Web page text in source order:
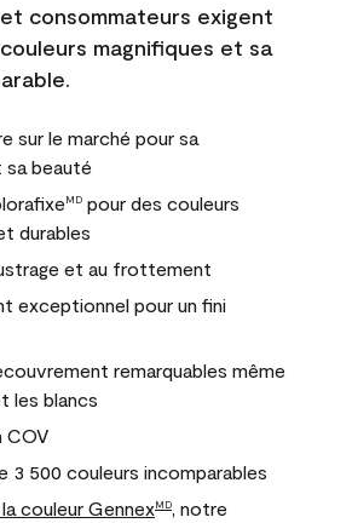
consommateurs exigent
magnifiques et sa
sur le marché pour sa
beauté
MD pour des couleurs
durables
et au frottement
exceptionnel pour un fini
remarquables même
les blancs
COV
3 500 couleurs incomparables
couleur GennexMD
, notre